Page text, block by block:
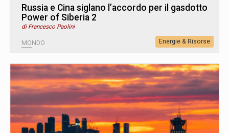
Russia e Cina siglano l’accordo per il gasdotto
Power of Siberia 2
di Francesco Paolini
MONDO Energie & Risorse